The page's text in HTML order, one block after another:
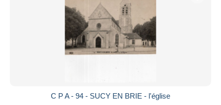
Aggiorna
C P A - 94 - SUCY EN BRIE - l'église